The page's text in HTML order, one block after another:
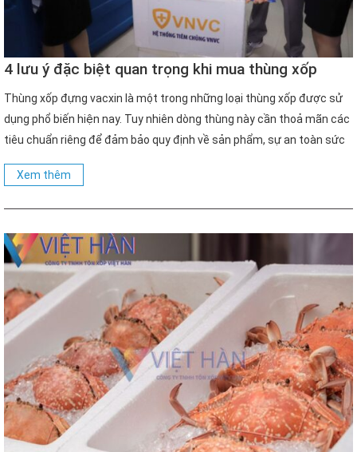
4 lưu ý đặc biệt quan trọng khi mua thùng xốp
đựng vacxin
Thùng xốp đựng vacxin là một trong những loại thùng xốp được sử
dụng phổ biến hiện nay. Tuy nhiên dòng thùng này cần thoả mãn các
tiêu chuẩn riêng để đảm bảo quy định về sản phẩm, sự an toàn sức
Xem thêm